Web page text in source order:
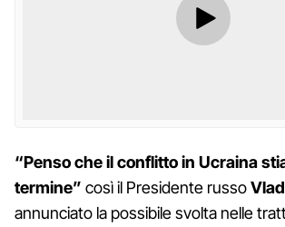
“Penso che il conflitto in Ucraina
termine” così il Presidente russo
annunciato la possibile svolta nelle